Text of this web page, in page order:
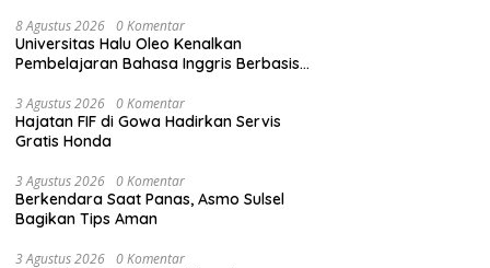
Kuliner Sultra Maimo
Layanan Imigrasi Terintegrasi
8 Agustus 2026 0 Komentar
Universitas Halu Oleo Kenalkan
Pembelajaran Bahasa Inggris Berbasis
3 Agustus 2026 0 Komentar
Hajatan FIF di Gowa Hadirkan Servis
Gratis Honda
3 Agustus 2026 0 Komentar
Berkendara Saat Panas, Asmo Sulsel
Bagikan Tips Aman
3 Agustus 2026 0 Komentar